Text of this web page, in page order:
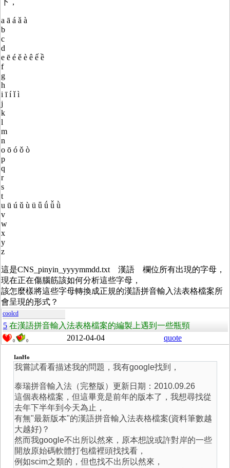
下，
a ā á ǎ à
b
c
d
e ē é ě è ê ế ề
f
g
h
i ī í ǐ ì
j
k
l
m
n
o ō ó ǒ ò
p
q
r
s
t
u ū ú ǔ ù ü ǖ ǘ ǚ ǜ
v
w
x
y
z
這是CNS_pinyin_yyyymmdd.txt 漢語 欄位所有出現的字母，
現在正在傷腦筋該如何分析這些字母，
該怎麼樣將這些字母轉換成正規的漢語拼音輸入法表格檔案所
會呈現的形式？
coolcd
5 在漢語拼音輸入法表格檔案的編製上遇到一些瓶頸
0 0 2012-04-04 quote
IanHo
我嘗試看看描述我的問題，我有google找到，
泰瑞拼音輸入法（完整版）更新日期：2010.09.26
這個表格檔案，但這畢竟是前年的版本了，我想尋找從
去年下半年到今天為止，
有無"最新版本"的漢語拼音輸入法表格檔案(資料筆數越
大越好)？
然而我google不出所以然來，原本想說或許對岸的一些
開放原始碼軟體打包檔裡頭找找看，
例如scim之類的，但也找不出所以然來，